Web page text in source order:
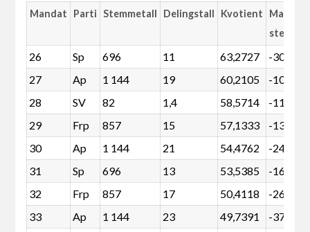
Mandat Parti Stemmetall Delingstall Kvotient
Margin
stemmer
26 Sp 696 11 63,2727
-30
27
Ap 1 144 19 60,2105
-109
28
SV 82 1,4 58,5714
-11
29
Frp 857 15 57,1333
-132
30
Ap 1 144 21 54,4762
-241
31
Sp 696 13 53,5385
-161
32
Frp 857 17 50,4118
-264
33
Ap 1 144 23 49,7391
-373